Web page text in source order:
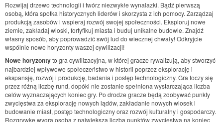
Rozwijaj drzewo technologii i twórz niezwykłe wynalazki. Bądź pierwszą
osobą, która spotka historycznych liderów i skorzysta z ich pomocy. Zarządzaj
produkcją zasobów i wspieraj rozwój swojej społeczności. Eksploruj nowe
ziemie, zakładaj wioski, fortyfikuj miasta i buduj unikalne budowle. Znajdź
własny sposób, aby poprowadzić swój lud do wiecznej chwały! Odkryjcie
wspólnie nowe horyzonty waszej cywilizacji!
Nowe horyzontyto gra cywilizacyjna, w której gracze rywalizują, aby stworzyć
najbardziej wpływowe społeczeństwo w historii poprzez eksplorację i
ekspansję, rozwój i produkcję, badania i postęp technologiczny. Gra toczy się
przez różną liczbę rund, dopóki nie zostanie spełniona wystarczająca liczba
celów wyznaczających koniec gry. Po drodze gracze będą zdobywać punkty
zwycięstwa za eksplorację nowych lądów, zakładanie nowych wiosek i
budowanie miast, postęp technologiczny oraz rozwój kulturalny i gospodarczy.
Rozgrywkę wygra osoba z największą liczbą punktów zwycięstwa na koniec